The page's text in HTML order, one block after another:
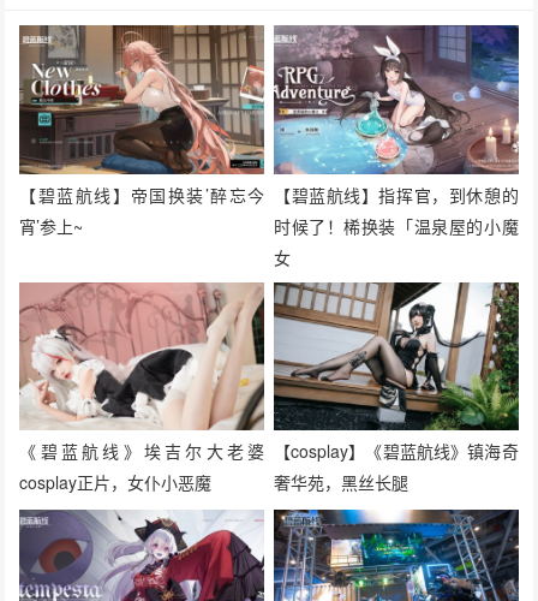
【碧蓝航线】帝国换装’醉忘今
宵’参上~
【碧蓝航线】指挥官，到休憩的
时候了！桸换装「温泉屋的小魔
女
《碧蓝航线》埃吉尔大老婆
cosplay正片，女仆小恶魔
【cosplay】《碧蓝航线》镇海奇
奢华苑，黑丝长腿